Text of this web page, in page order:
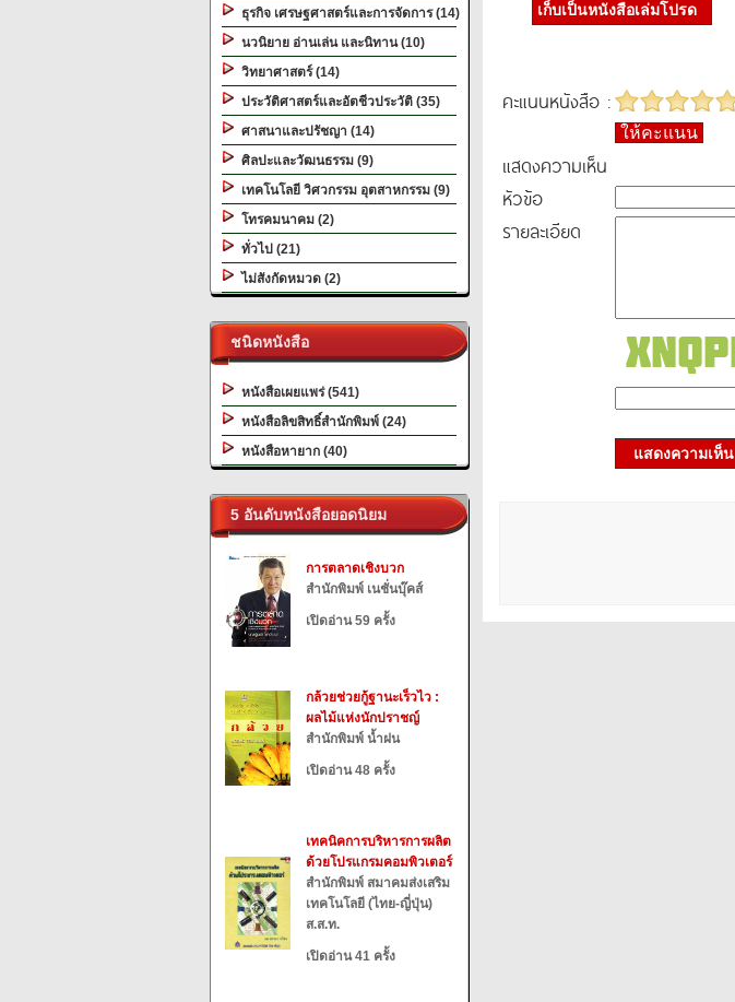
ธุรกิจ เศรษฐศาสตร์และการจัดการ (14)
นวนิยาย อ่านเล่น และนิทาน (10)
วิทยาศาสตร์ (14)
ประวัติศาสตร์และอัตชีวประวัติ (35)
ศาสนาและปรัชญา (14)
ศิลปะและวัฒนธรรม (9)
เทคโนโลยี วิศวกรรม อุตสาหกรรม (9)
โทรคมนาคม (2)
ทั่วไป (21)
ไม่สังกัดหมวด (2)
ชนิดหนังสือ
หนังสือเผยแพร่ (541)
หนังสือลิขสิทธิ์สำนักพิมพ์ (24)
หนังสือหายาก (40)
5 อันดับหนังสือยอดนิยม
การตลาดเชิงบวก
สำนักพิมพ์ เนชั่นบุ๊คส์
เปิดอ่าน 59 ครั้ง
กล้วยช่วยกู้ฐานะเร็วไว :
ผลไม้แห่งนักปราชญ์
สำนักพิมพ์ น้ำฝน
เปิดอ่าน 48 ครั้ง
เทคนิคการบริหารการผลิต
ด้วยโปรแกรมคอมพิวเตอร์
สำนักพิมพ์ สมาคมส่งเสริม
เทคโนโลยี (ไทย-ญี่ปุ่น)
ส.ส.ท.
เปิดอ่าน 41 ครั้ง
เก็บเป็นหนังสือเล่มโปรด
คะแนนหนังสือ :
ให้คะแนน
แสดงความเห็น
หัวข้อ
รายละเอียด
แสดงความเห็น